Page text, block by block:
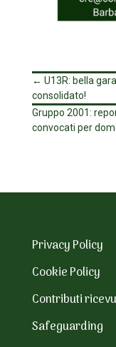
← U13R: bella
consolidato!
Gruppo 2001:
convocati per
Privacy Policy
Cookie Policy
Contributi
Safeguarding